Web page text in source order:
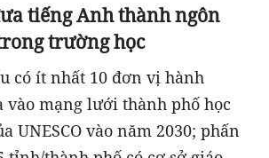
tiếng Anh thành ngôn
trường học
có ít nhất 10 đơn vị hành
vào mạng lưới thành phố học
UNESCO vào năm 2030; phấn